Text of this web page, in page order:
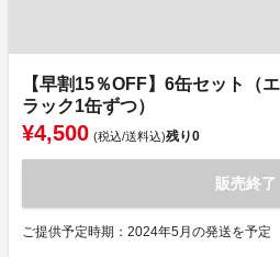
【早割15％OFF】6缶セット（
ラック1缶ずつ）
¥4,500 (税込/送料込)残り0
販売終了
ご提供予定時期：2024年5月の発送を予定